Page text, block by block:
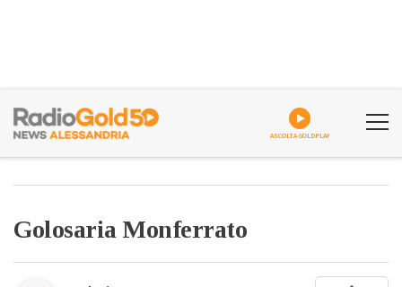
ASCOLTA GOLDPLAY
Golosaria Monferrato